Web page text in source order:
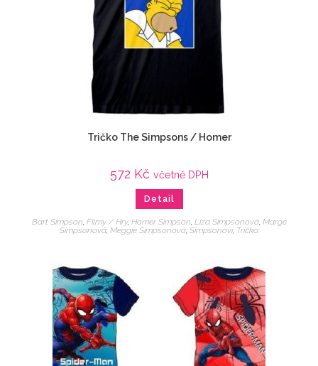
Tričko The Simpsons / Homer
572 Kč včetně DPH
Detail
Bart Simpson, Filmy / Hry, Homer Simpson, Líza Simpsonová, Marge
Simpsonová, Meggie Simpsonová, Simpsonovi, Trička